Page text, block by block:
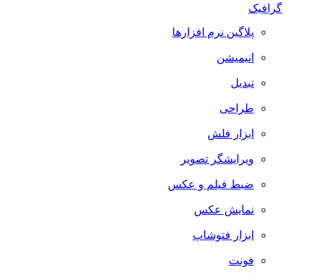
گرافیک
پلاگین نرم افزارها
انیمیشن
تبدیل
طراحی
ابزار فلش
ویرایشگر تصویر
ضبط فيلم و عكس
نمایش عکس
ابزار فتوشاپ
فونت